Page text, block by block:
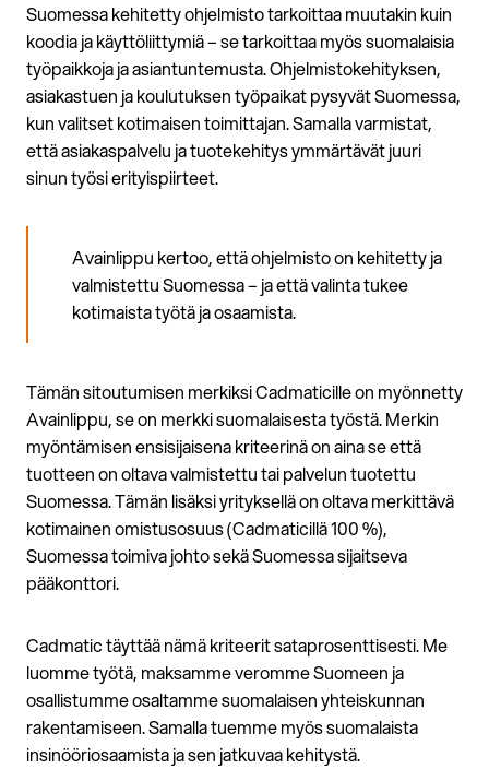
Suomessa kehitetty ohjelmisto tarkoittaa muutakin kuin
koodia ja käyttöliittymiä – se tarkoittaa myös suomalaisia
työpaikkoja ja asiantuntemusta. Ohjelmistokehityksen,
asiakastuen ja koulutuksen työpaikat pysyvät Suomessa,
kun valitset kotimaisen toimittajan. Samalla varmistat,
että asiakaspalvelu ja tuotekehitys ymmärtävät juuri
sinun työsi erityispiirteet.
Avainlippu kertoo, että ohjelmisto on kehitetty ja
valmistettu Suomessa – ja että valinta tukee
kotimaista työtä ja osaamista.
Tämän sitoutumisen merkiksi Cadmaticille on myönnetty
Avainlippu, se on merkki suomalaisesta työstä. Merkin
myöntämisen ensisijaisena kriteerinä on aina se että
tuotteen on oltava valmistettu tai palvelun tuotettu
Suomessa. Tämän lisäksi yrityksellä on oltava merkittävä
kotimainen omistusosuus (Cadmaticillä 100 %),
Suomessa toimiva johto sekä Suomessa sijaitseva
pääkonttori.
Cadmatic täyttää nämä kriteerit sataprosenttisesti. Me
luomme työtä, maksamme veromme Suomeen ja
osallistumme osaltamme suomalaisen yhteiskunnan
rakentamiseen. Samalla tuemme myös suomalaista
insinööriosaamista ja sen jatkuvaa kehitystä.